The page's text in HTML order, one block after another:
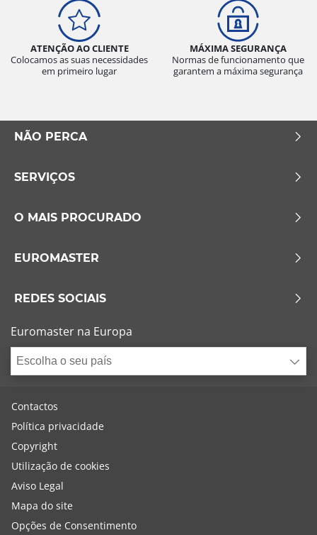
ATENÇÃO AO CLIENTE
Colocamos as suas necessidades
em primeiro lugar
MÁXIMA SEGURANÇA
Normas de funcionamento que
garantem a máxima segurança
NÃO PERCA
SERVIÇOS
O MAIS PROCURADO
EUROMASTER
REDES SOCIAIS
Euromaster na Europa
Escolha o seu país
Contactos
Política privacidade
Copyright
Utilização de cookies
Aviso Legal
Mapa do site
Opções de Consentimento